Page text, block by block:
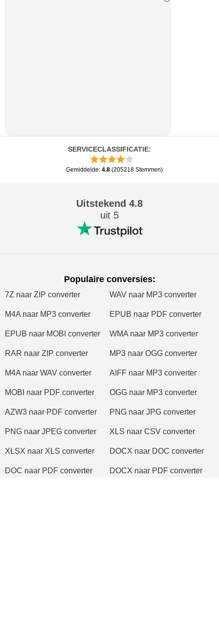
SERVICECLASSIFICATIE:
Gemiddelde: 4.8 (205218 Stemmen)
Uitstekend 4.8
uit 5
Populaire conversies:
7Z naar ZIP converter WAV naar MP3 converter
M4A naar MP3 converter EPUB naar PDF converter
EPUB naar MOBI converter WMA naar MP3 converter
RAR naar ZIP converter MP3 naar OGG converter
M4A naar WAV converter AIFF naar MP3 converter
MOBI naar PDF converter OGG naar MP3 converter
AZW3 naar PDF converter PNG naar JPG converter
PNG naar JPEG converter XLS naar CSV converter
XLSX naar XLS converter DOCX naar DOC converter
DOC naar PDF converter DOCX naar PDF converter